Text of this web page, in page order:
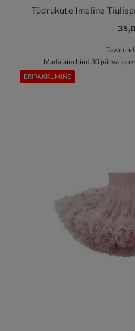
Tüdrukute Imeline
Madalaim hind 30 päeva
ERIPAKKUMINE